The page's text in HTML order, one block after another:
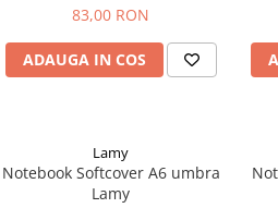
83,00 RON
ADAUGA IN COS
Lamy
Notebook Softcover A6 umbra
Lamy